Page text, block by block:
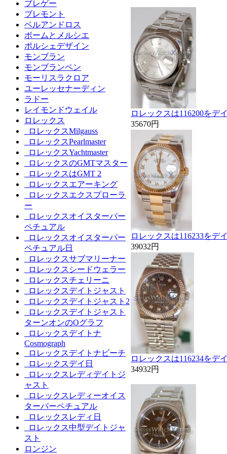
ブレゲー
ブレモント
ベルアンドロス
ボームとメルシエ
ポルシェデザイン
モンブラン
モンブランペン
モーリスラクロア
ユーレッセナーディン
ラドー
レイモンドウェイル
ロレックス
ロレックスMilgauss
ロレックスPearlmaster
ロレックスYachtmaster
ロレックスのGMTマスター
ロレックスはGMT 2
ロレックスエアーキング
ロレックスエクスプローラ
ー
ロレックスオイスターパー
ペチュアル
ロレックスオイスターパー
ペチュアル日
ロレックスサブマリーナー
ロレックスシードウェラー
ロレックスチェリーニ
ロレックスデイトジャスト
ロレックスデイトジャスト2
ロレックスデイトジャスト
ターンオンのOグラフ
ロレックスデイトナ
Cosmograph
ロレックスデイトナビーチ
ロレックスデイ日
ロレックスレディデイトジ
ャスト
ロレックスレディーオイス
ターパーペチュアル
ロレックスレディ日
ロレックス中型デイトジャ
スト
ロンジン
ロレックスは116200をデ
35670円
ロレックスは116233をデ
39032円
ロレックスは116234をデ
34932円